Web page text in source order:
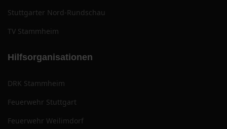
Stuttgarter Nord-Rundschau
TV Stammheim
Hilfsorganisationen
DRK Stammheim
Feuerwehr Stuttgart
Feuerwehr Weilimdorf